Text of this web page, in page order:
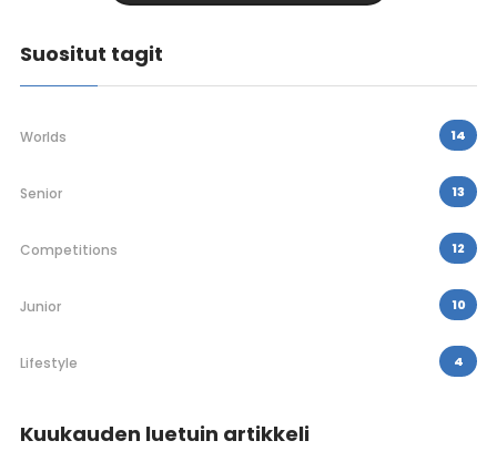
Suositut tagit
Worlds 14
Senior 13
Competitions 12
Junior 10
Lifestyle 4
Kuukauden luetuin artikkeli